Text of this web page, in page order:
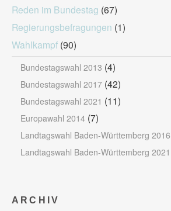
Reden im Bundestag (67)
Regierungsbefragungen (1)
Wahlkampf (90)
Bundestagswahl 2013 (4)
Bundestagswahl 2017 (42)
Bundestagswahl 2021 (11)
Europawahl 2014 (7)
Landtagswahl Baden-Württemberg 2016
Landtagswahl Baden-Württemberg 2021
ARCHIV